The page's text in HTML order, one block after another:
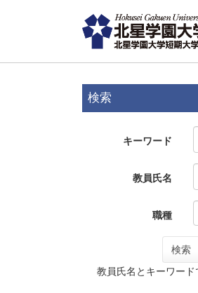
検索
キーワード
教員氏名
職種
検索
教員氏名とキーワード